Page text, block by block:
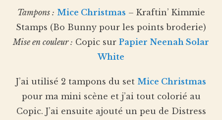
Tampons : Mice Christmas – Kraftin’ Kimmie
Stamps (Bo Bunny pour les points broderie)
Mise en couleur : Copic sur Papier Neenah Solar
White
J’ai utilisé 2 tampons du set Mice Christmas
pour ma mini scène et j’ai tout colorié au
Copic. J’ai ensuite ajouté un peu de Distress